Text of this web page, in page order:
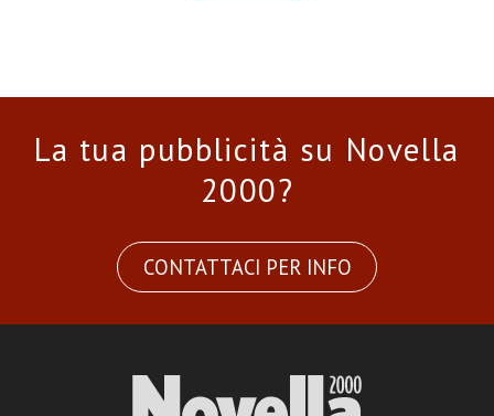
La tua pubblicità su Novella
2000?
CONTATTACI PER INFO